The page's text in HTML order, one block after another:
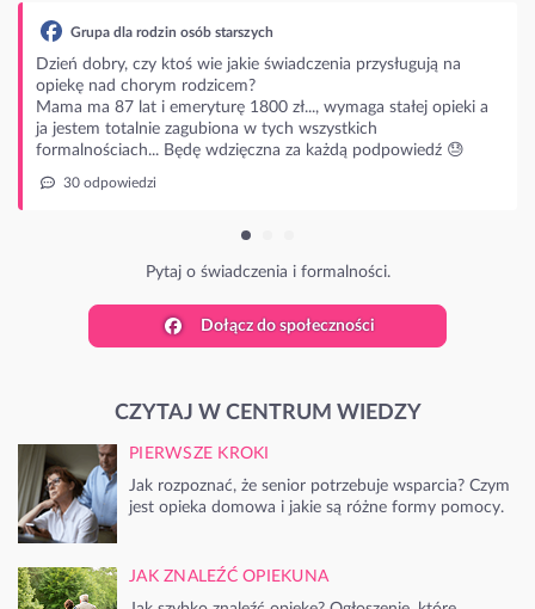
na
opieki a
😓
Dołącz do społeczności
CZYTAJ W CENTRUM WIEDZY
PIERWSZE KROKI
Jak rozpoznać, że senior potrzebuje wsparcia? Czym
jest opieka domowa i jakie są różne formy pomocy.
JAK ZNALEŹĆ OPIEKUNA